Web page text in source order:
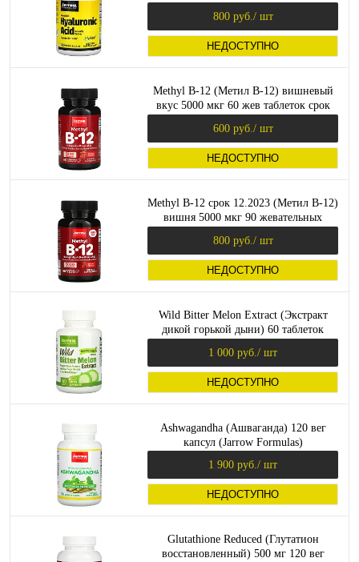
800 руб. / шт
НЕДОСТУПНО
Methyl B-12 (Метил B-12) вишневый
вкус 5000 мкг 60 жев таблеток срок
600 руб. / шт
НЕДОСТУПНО
Methyl B-12 срок 12.2023 (Метил B-12)
вишня 5000 мкг 90 жевательных
800 руб. / шт
НЕДОСТУПНО
Wild Bitter Melon Extract (Экстракт
дикой горькой дыни) 60 таблеток
1 000 руб. / шт
НЕДОСТУПНО
Ashwagandha (Ашваганда) 120 вег
капсул (Jarrow Formulas)
1 900 руб. / шт
НЕДОСТУПНО
Glutathione Reduced (Глутатион
восстановленный) 500 мг 120 вег